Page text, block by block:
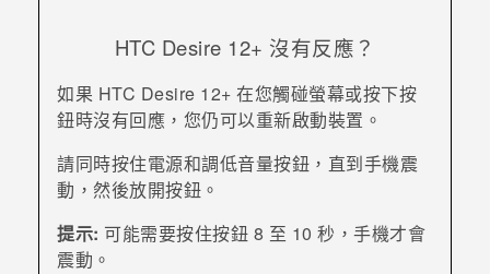
HTC Desire 12+ 沒有反應？
如果 HTC Desire 12+ 在您觸碰螢幕或按下按
鈕時沒有回應，您仍可以重新啟動裝置。
請同時按住電源和調低音量按鈕，直到手機震
動，然後放開按鈕。
提示: 可能需要按住按鈕 8 至 10 秒，手機才會
震動。